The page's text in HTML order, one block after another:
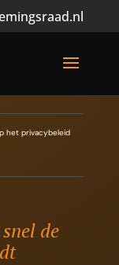
het privacybeleid
de